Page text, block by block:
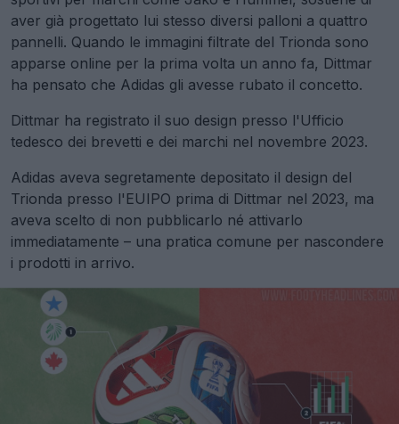
aver già progettato lui stesso diversi palloni a quattro
pannelli. Quando le immagini filtrate del Trionda sono
apparse online per la prima volta un anno fa, Dittmar
ha pensato che Adidas gli avesse rubato il concetto.
Dittmar ha registrato il suo design presso l'Ufficio
tedesco dei brevetti e dei marchi nel novembre 2023.
Adidas aveva segretamente depositato il design del
Trionda presso l'EUIPO prima di Dittmar nel 2023, ma
aveva scelto di non pubblicarlo né attivarlo
immediatamente – una pratica comune per nascondere
i prodotti in arrivo.